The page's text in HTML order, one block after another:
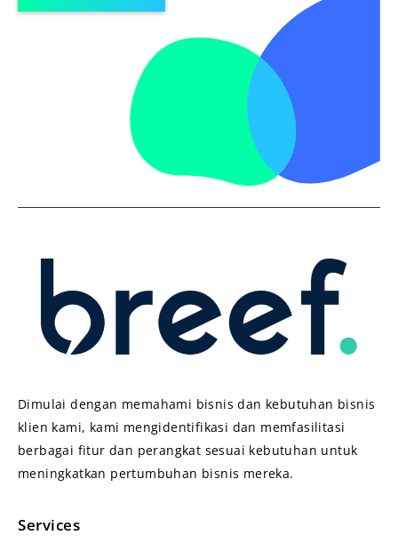
Dimulai dengan memahami bisnis dan kebutuhan bisnis
klien kami, kami mengidentifikasi dan memfasilitasi
berbagai fitur dan perangkat sesuai kebutuhan untuk
meningkatkan pertumbuhan bisnis mereka.
Services